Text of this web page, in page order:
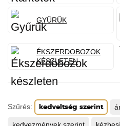
GYŰRŰK
ÉKSZERDOBOZOK
KÉSZLETEN
Szűrés: kedveltség szerint